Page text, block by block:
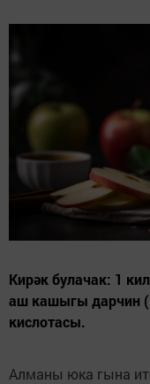
Кирәк булачак: 1
аш кашыгы дарчин
кислотасы.
Алманы юка гына